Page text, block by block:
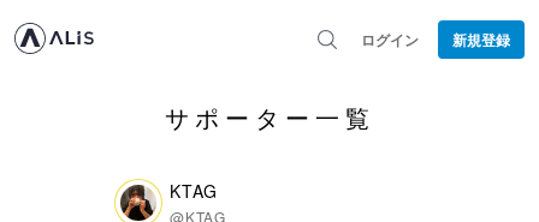
ログイン 新規登録
サポーター一覧
KTAG
@KTAG